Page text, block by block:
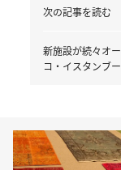
次の記事を読む
新施設が続々オ
コ・イスタンブー